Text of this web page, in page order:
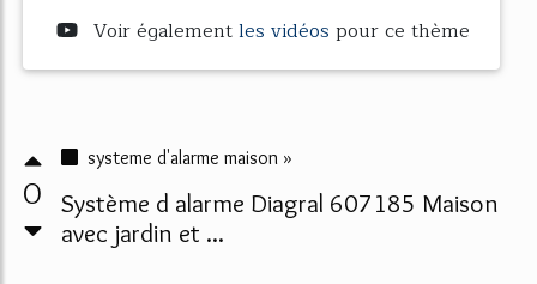
Voir égalementles vidéos pour ce thème
0
systeme d'alarme maison »
Système d alarme Diagral 607185 Maison
avec jardin et ...